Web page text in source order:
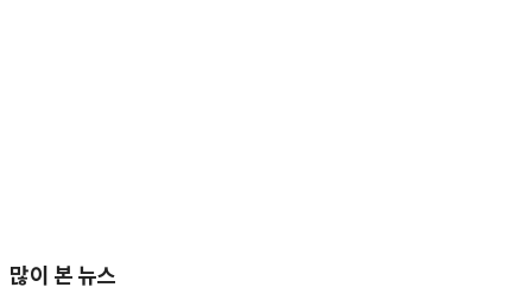
많이 본 뉴스